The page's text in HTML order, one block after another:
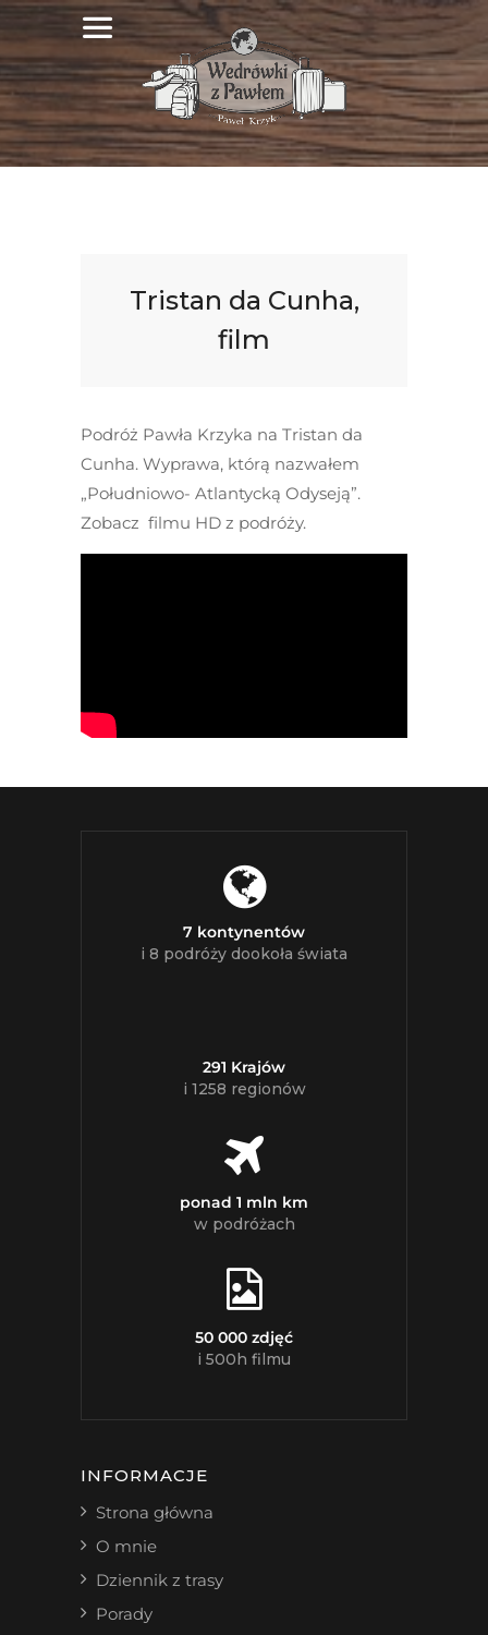
Tristan da Cunha,
film
Podróż Pawła Krzyka na Tristan da
Cunha. Wyprawa, którą nazwałem
„Południowo- Atlantycką Odyseją”.
Zobacz filmu HD z podróży.
7 kontynentów
i 8 podróży dookoła świata
291 Krajów
i 1258 regionów
ponad 1 mln km
w podróżach
50 000 zdjęć
i 500h filmu
INFORMACJE
Strona główna
O mnie
Dziennik z trasy
Porady